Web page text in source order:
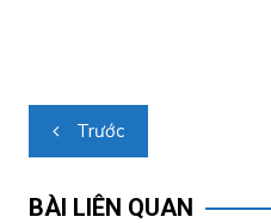
Điều
hướng
bài
Trước
BÀI LIÊN QUAN